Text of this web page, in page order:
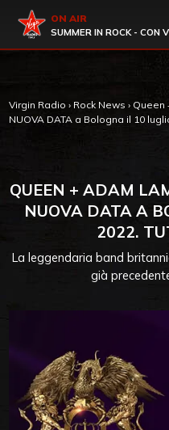
Virgin Radio
ON AIR
SUMMER IN ROCK - CON
Virgin Radio › Rock News › Queen
NUOVA DATA a Bologna il 10
QUEEN + ADAM
NUOVA DATA A
2022.
La leggendaria band
già